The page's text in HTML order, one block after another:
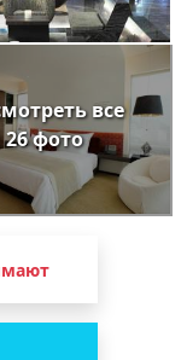
все
26 фото